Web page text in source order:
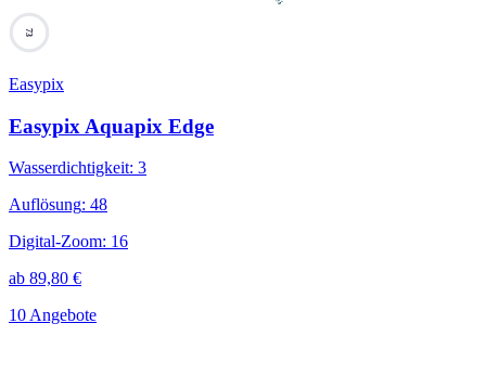
73
Easypix
Easypix Aquapix Edge
Wasserdichtigkeit: 3
Auflösung: 48
Digital-Zoom: 16
ab 89,80 €
10 Angebote